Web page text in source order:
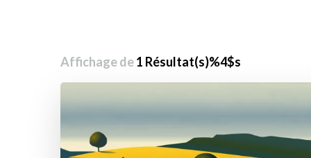
Affichage de1 Résultat(s)%4$s